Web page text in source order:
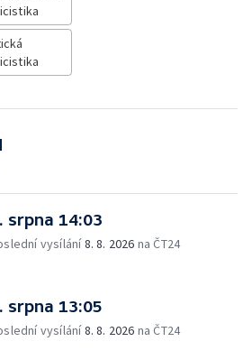
srpna 14:03
vysílání8. 8. 2026 na ČT24
srpna 13:05
vysílání8. 8. 2026 na ČT24